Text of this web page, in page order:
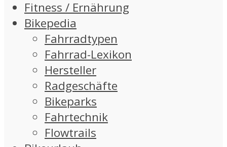
Fitness / Ernährung
Bikepedia
Fahrradtypen
Fahrrad-Lexikon
Hersteller
Radgeschäfte
Bikeparks
Fahrtechnik
Flowtrails